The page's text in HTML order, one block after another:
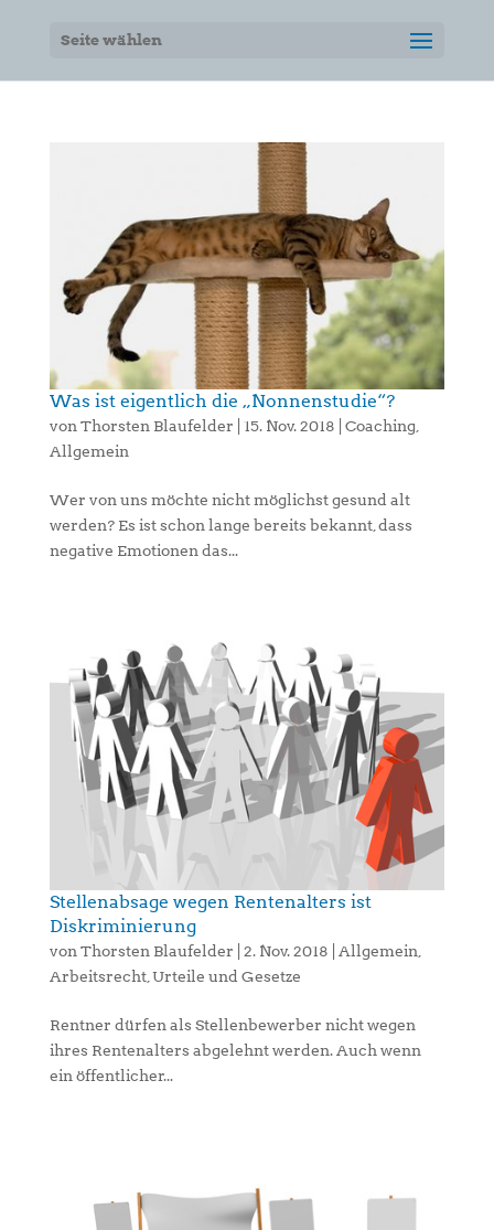
Seite wählen
Was ist eigentlich die „Nonnenstudie“?
von Thorsten Blaufelder 15. Nov. 2018 Coaching
Allgemein
Wer von uns möchte nicht möglichst gesund alt
werden? Es ist schon lange bereits bekannt, dass
negative Emotionen das...
Stellenabsage wegen Rentenalters ist
Diskriminierung
von Thorsten Blaufelder 2. Nov. 2018 Allgemein
Arbeitsrecht, Urteile und Gesetze
Rentner dürfen als Stellenbewerber nicht wegen
ihres Rentenalters abgelehnt werden. Auch wenn
ein öffentlicher...